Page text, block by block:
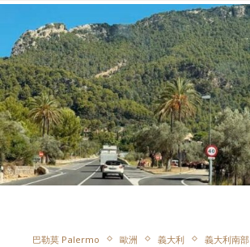
巴勒莫 Palermo 歐洲 義大利 義大利南部